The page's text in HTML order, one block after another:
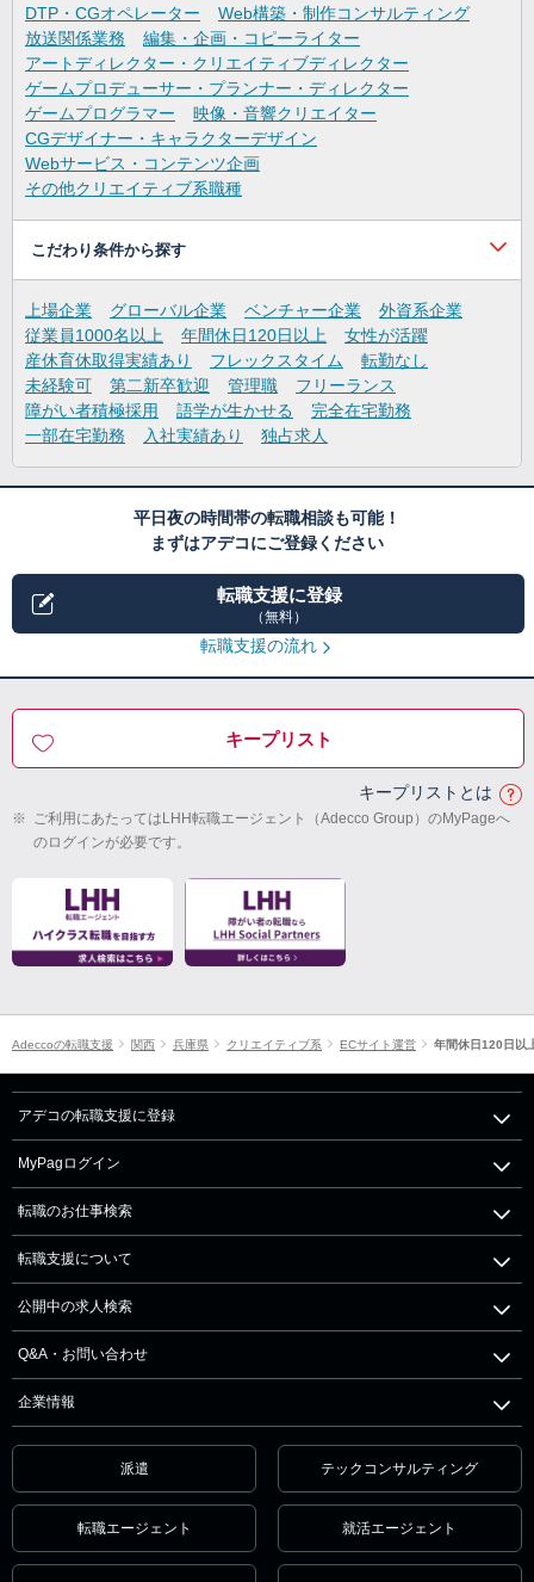
DTP・CGオペレーター
Web構築・制作コンサルティング
放送関係業務
編集・企画・コピーライター
アートディレクター・クリエイティブディレクター
ゲームプロデューサー・プランナー・ディレクター
ゲームプログラマー
映像・音響クリエイター
CGデザイナー・キャラクターデザイン
Webサービス・コンテンツ企画
その他クリエイティブ系職種
こだわり条件から探す
上場企業 グローバル企業 ベンチャー企業
外資系企業
従業員1000名以上
年間休日120日以上
女性が活躍
産休育休取得実績あり
フレックスタイム
転勤なし
未経験可
第二新卒歓迎 管理職
フリーランス
障がい者積極採用
語学が生かせる
完全在宅勤務
一部在宅勤務
入社実績あり 独占求人
平日夜の時間帯の転職相談も可能！
まずはアデコにご登録ください
転職支援に登録
（無料）
転職支援の流れ
キープリスト
キープリストとは
※ ご利用にあたってはLHH転職エージェント（Adecco Group）のMyPageへ
のログインが必要です。
Adeccoの転職支援 関西 兵庫県 クリエイティブ系 ECサイト運営 年間休日120日以
アデコの転職支援に登録
MyPagログイン
転職のお仕事検索
転職支援について
公開中の求人検索
Q&A・お問い合わせ
企業情報
派遣 テックコンサルティング
転職エージェント 就活エージェント